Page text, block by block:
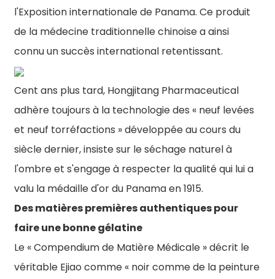
l'Exposition internationale de Panama. Ce produit
de la médecine traditionnelle chinoise a ainsi
connu un succès international retentissant.
Cent ans plus tard, Hongjitang Pharmaceutical
adhère toujours à la technologie des « neuf levées
et neuf torréfactions » développée au cours du
siècle dernier, insiste sur le séchage naturel à
l'ombre et s'engage à respecter la qualité qui lui a
valu la médaille d'or du Panama en 1915.
Des matières premières authentiques pour
faire une bonne gélatine
Le « Compendium de Matière Médicale » décrit le
véritable Ejiao comme « noir comme de la peinture